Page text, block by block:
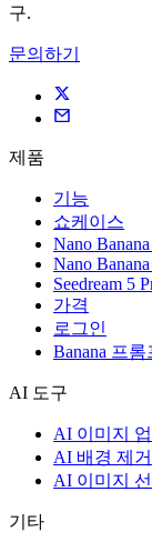
구.
문의하기
제품
기능
쇼케이스
Nano
Nano
Seedream 5
가격
로그인
Banana 프롬
AI 도구
AI 이미지
AI 배경 제거
AI 이미지
기타